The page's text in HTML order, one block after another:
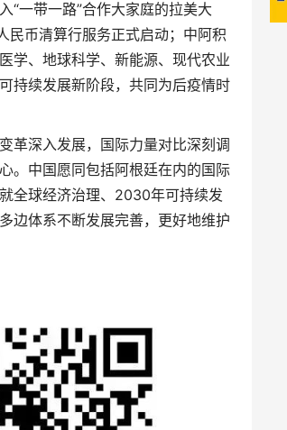
“一带一路”合作大家庭的拉美大
民币清算行服务正式启动；中阿积
学、地球科学、新能源、现代农业
持续发展新阶段，共同为后疫情时
革深入发展，国际力量对比深刻调
。中国愿同包括阿根廷在内的国际
全球经济治理、2030年可持续发
边体系不断发展完善，更好地维护